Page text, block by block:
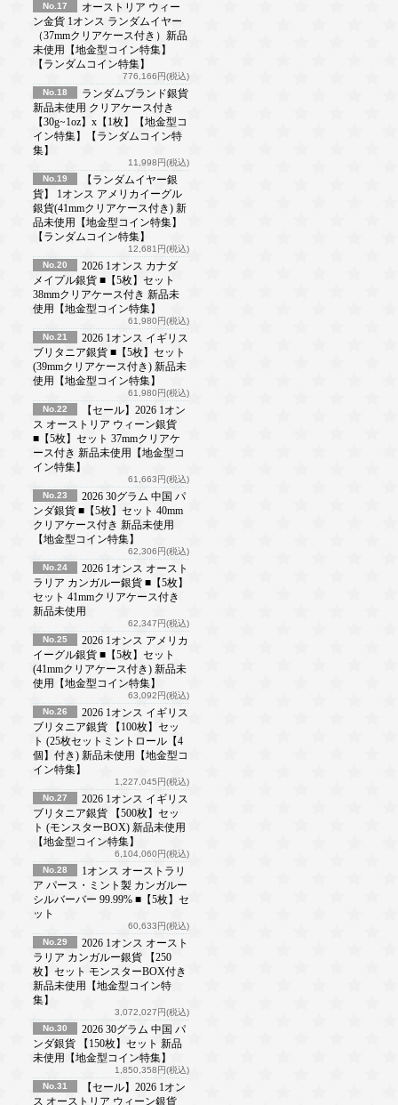
No.17
オーストリア ウィー
ン金貨 1オンス ランダムイヤー
（37mmクリアケース付き）新品
未使用【地金型コイン特集】
【ランダムコイン特集】
776,166円(税込)
No.18
ランダムブランド銀貨
新品未使用 クリアケース付き
【30g~1oz】x【1枚】【地金型コ
イン特集】【ランダムコイン特
集】
11,998円(税込)
No.19
【ランダムイヤー銀
貨】 1オンス アメリカイーグル
銀貨(41mmクリアケース付き) 新
品未使用【地金型コイン特集】
【ランダムコイン特集】
12,681円(税込)
No.20
2026 1オンス カナダ
メイプル銀貨 ■【5枚】セット
38mmクリアケース付き 新品未
使用【地金型コイン特集】
61,980円(税込)
No.21
2026 1オンス イギリス
ブリタニア銀貨 ■【5枚】セット
(39mmクリアケース付き) 新品未
使用【地金型コイン特集】
61,980円(税込)
No.22
【セール】2026 1オン
ス オーストリア ウィーン銀貨
■【5枚】セット 37mmクリアケ
ース付き 新品未使用【地金型コ
イン特集】
61,663円(税込)
No.23
2026 30グラム 中国 パ
ンダ銀貨 ■【5枚】セット 40mm
クリアケース付き 新品未使用
【地金型コイン特集】
62,306円(税込)
No.24
2026 1オンス オースト
ラリア カンガルー銀貨 ■【5枚】
セット 41mmクリアケース付き
新品未使用
62,347円(税込)
No.25
2026 1オンス アメリカ
イーグル銀貨 ■【5枚】セット
(41mmクリアケース付き) 新品未
使用【地金型コイン特集】
63,092円(税込)
No.26
2026 1オンス イギリス
ブリタニア銀貨 【100枚】セッ
ト (25枚セットミントロール【4
個】付き) 新品未使用【地金型コ
イン特集】
1,227,045円(税込)
No.27
2026 1オンス イギリス
ブリタニア銀貨 【500枚】セッ
ト (モンスターBOX) 新品未使用
【地金型コイン特集】
6,104,060円(税込)
No.28
1オンス オーストラリ
ア パース・ミント製 カンガルー
シルバーバー 99.99% ■【5枚】セ
ット
60,633円(税込)
No.29
2026 1オンス オースト
ラリア カンガルー銀貨 【250
枚】セット モンスターBOX付き
新品未使用【地金型コイン特
集】
3,072,027円(税込)
No.30
2026 30グラム 中国 パ
ンダ銀貨 【150枚】セット 新品
未使用【地金型コイン特集】
1,850,358円(税込)
No.31
【セール】2026 1オン
ス オーストリア ウィーン銀貨